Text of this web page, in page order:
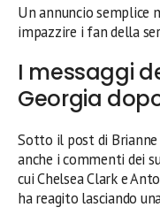
Un annuncio semplice
impazzire i fan della
I messaggi
Georgia
Sotto il post di
anche i commenti dei
cui Chelsea Clark e
ha reagito lasciando